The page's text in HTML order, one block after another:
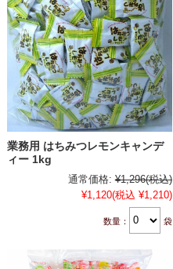
業務用 はちみつレモンキャンデ
ィー 1kg
通常価格: ¥1,296(税込)
¥1,120(税込 ¥1,210)
数量： 袋